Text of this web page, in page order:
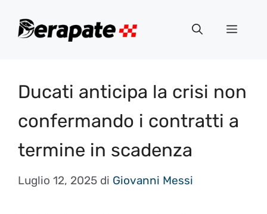
Menu
Ducati anticipa la crisi non
confermando i contratti a
termine in scadenza
Luglio 12, 2025 di Giovanni Messi